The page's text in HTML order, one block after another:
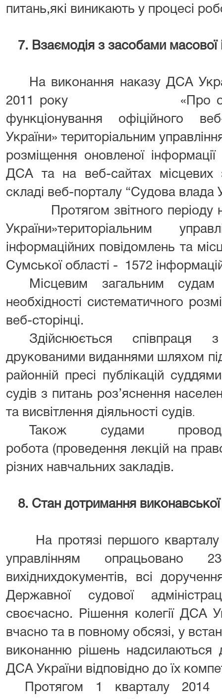
питань,які виникають у процесі
7. Взаємодія з засобами масової
На виконання наказу ДСА
2011 року «Про
функціонування офіційного
України» територіальним
розміщення оновленої
ДСА та на веб-сайтах місцевих
складі веб-порталу “Судова влада
Протягом звітного періоду
України»територіальним
інформаційних повідомлень та
Сумської області - 1572
Місцевим загальним
необхідності систематичного
веб-сторінці.
Здійснюється співпраця
друкованими виданнями шляхом
районній пресі публікацій
судів з питань роз’яснення
та висвітлення діяльності судів.
Також судами
робота (проведення лекцій на
різних навчальних закладів.
8. Стан дотримання виконавської
На протязі першого кварталу
управлінням
вихіднихдокументів, всі
Державної судової
своєчасно. Рішення колегії ДСА
вчасно та в повному обсязі, у
виконанню рішень надсилаються
ДСА України відповідно до їх
Протягом 1 кварталу 2014